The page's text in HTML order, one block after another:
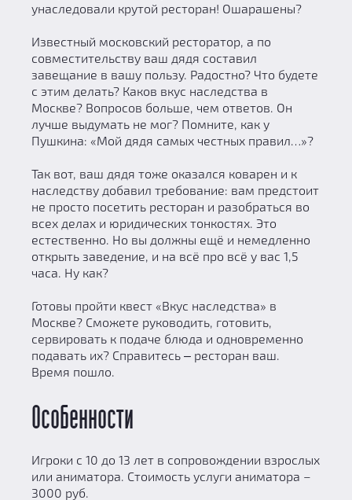
унаследовали крутой ресторан! Ошарашены?
Известный московский ресторатор, а по
совместительству ваш дядя составил
завещание в вашу пользу. Радостно? Что будете
с этим делать? Каков вкус наследства в
Москве? Вопросов больше, чем ответов. Он
лучше выдумать не мог? Помните, как у
Пушкина: «Мой дядя самых честных правил…»?
Так вот, ваш дядя тоже оказался коварен и к
наследству добавил требование: вам предстоит
не просто посетить ресторан и разобраться во
всех делах и юридических тонкостях. Это
естественно. Но вы должны ещё и немедленно
открыть заведение, и на всё про всё у вас 1,5
часа. Ну как?
Готовы пройти квест «Вкус наследства» в
Москве? Сможете руководить, готовить,
сервировать к подаче блюда и одновременно
подавать их? Справитесь ‒ ресторан ваш.
Время пошло.
Особенности
Игроки с 10 до 13 лет в сопровождении взрослых
или аниматора. Стоимость услуги аниматора –
3000 руб.